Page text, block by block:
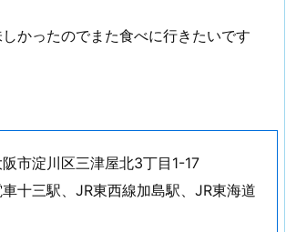
かったのでまた食べに行きたいです
市淀川区三津屋北3丁目1-17
十三駅、JR東西線加島駅、JR東海道